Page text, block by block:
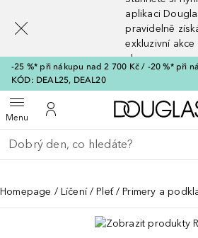
aplikaci
pravidelně
exkluzivní akce
slevy
-25 %* při nákupu nad 2 700 Kč / -20 %* při
KÓD: DEAL25, DEAL20
MenuOtevřít menuK mému účtu
Vraťte se
Proveďte vyhledávání
Homepage Líčení Pleť Primery a
[navigation.slideout.screenreader]